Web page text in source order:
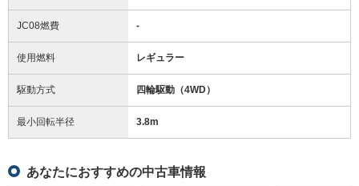
JC08燃費 -
使用燃料 レギュラー
駆動方式 四輪駆動（4WD）
最小回転半径 3.8m
あなたにおすすめの中古車情報